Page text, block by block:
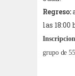
Regreso:
las 18:00
grupo de